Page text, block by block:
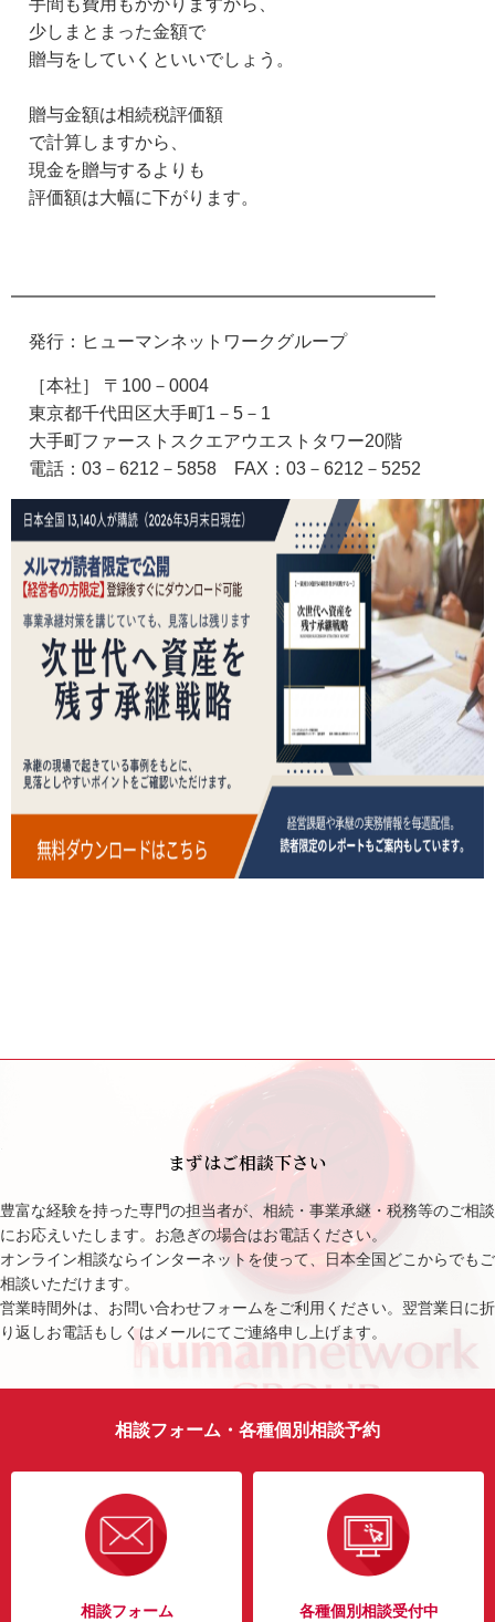
手間も費用もかかりますから、
少しまとまった金額で
贈与をしていくといいでしょう。
贈与金額は相続税評価額
で計算しますから、
現金を贈与するよりも
評価額は大幅に下がります。
━━━━━━━━━━━━━━━━━━━━━━━━
発行：ヒューマンネットワークグループ
［本社］ 〒100－0004
東京都千代田区大手町1－5－1
大手町ファーストスクエアウエストタワー20階
電話：03－6212－5858
FAX ：03－6212－5252
まずはご相談下さい
豊富な経験を持った専門の担当者が、相続・事業承継・税務等のご相談
にお応えいたします。お急ぎの場合はお電話ください。
オンライン相談ならインターネットを使って、日本全国どこからでもご
相談いただけます。
営業時間外は、お問い合わせフォームをご利用ください。翌営業日に折
り返しお電話もしくはメールにてご連絡申し上げます。
相談フォーム・各種個別相談予約
相談フォーム 各種個別相談受付中